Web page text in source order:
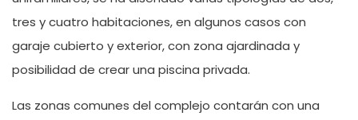
tres y cuatro habitaciones, en algunos casos con
garaje cubierto y exterior, con zona ajardinada y
posibilidad de crear una piscina privada.
Las zonas comunes del complejo contarán con una